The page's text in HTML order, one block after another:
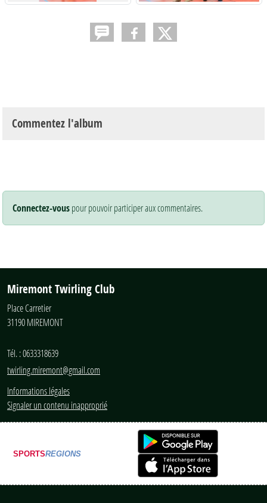
Commentez l'album
Connectez-vouspour pouvoir participer aux commentaires.
Miremont Twirling Club
Place Carretier
31190MIREMONT
Tél. :0633318639
twirling.miremont@gmail.com
Informations légales
Signaler un contenu inapproprié
SPORTSREGIONS